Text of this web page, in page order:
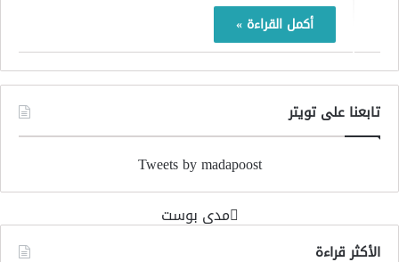
أكمل القراءة »
تابعنا على تويتر
Tweets by madapoost
‏مدى بوست‏
الأكثر قراءة